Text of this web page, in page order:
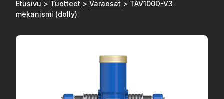
Etusivu > Tuotteet > Varaosat > TAV100D-V3
mekanismi (dolly)